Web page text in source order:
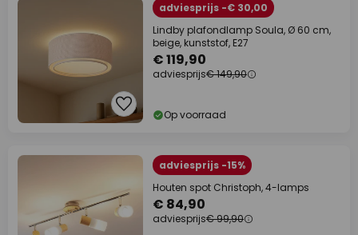
adviesprijs -€ 30,00
Lindby plafondlamp Soula, Ø 60 cm,
beige, kunststof, E27
€ 119,90
adviesprijs€ 149,90
Op voorraad
adviesprijs -15%
Houten spot Christoph, 4-lamps
€ 84,90
adviesprijs€ 99,90